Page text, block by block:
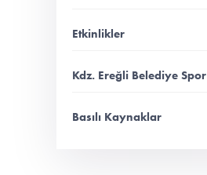
Etkinlikler
Kdz. Ereğli Belediye Spor
Basılı Kaynaklar